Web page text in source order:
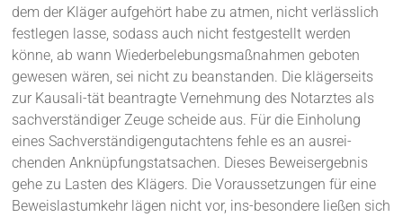
dem der Kläger aufgehört habe zu atmen, nicht verlässlich
festlegen lasse, sodass auch nicht festgestellt werden
könne, ab wann Wiederbelebungsmaßnahmen geboten
gewesen wären, sei nicht zu beanstanden. Die klägerseits
zur Kausali-tät beantragte Vernehmung des Notarztes als
sachverständiger Zeuge scheide aus. Für die Einholung
eines Sachverständigengutachtens fehle es an ausrei-
chenden Anknüpfungstatsachen. Dieses Beweisergebnis
gehe zu Lasten des Klägers. Die Voraussetzungen für eine
Beweislastumkehr lägen nicht vor, ins-besondere ließen sich